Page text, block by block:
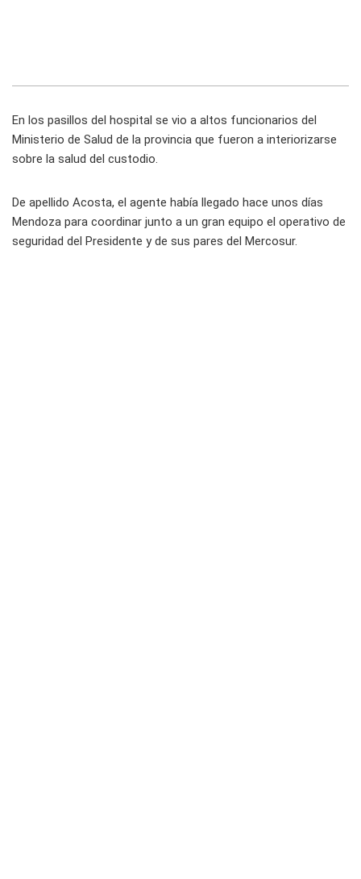
En los pasillos del hospital se vio a altos funcionarios del
Ministerio de Salud de la provincia que fueron a interiorizarse
sobre la salud del custodio.
De apellido Acosta, el agente había llegado hace unos días
Mendoza para coordinar junto a un gran equipo el operativo de
seguridad del Presidente y de sus pares del Mercosur.